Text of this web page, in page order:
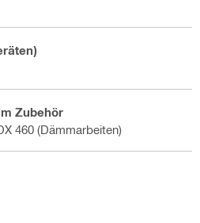
Zubehör
460 (Dämmarbeiten)